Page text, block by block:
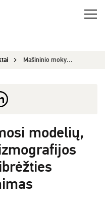
Mašininio mokymosi modelių, taikomų fotopletizmo...
modelių,